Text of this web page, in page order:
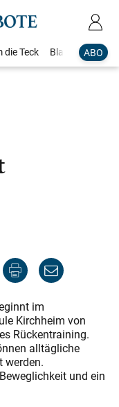
ABO
die Teck Blaulicht
im
Kirchheim von
Rückentraining.
alltägliche
werden.
und ein